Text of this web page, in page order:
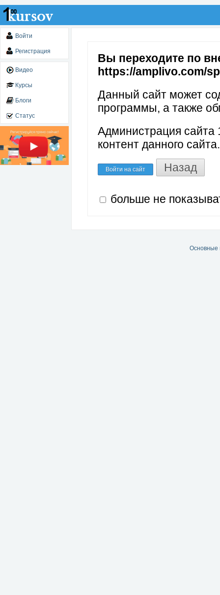
Войти
Регистрация
Видео
Курсы
Блоги
Статус
Вы переходите по
https://amplivo.com/
Данный сайт может
программы, а также
Администрация сайта
контент данного сайта.
Войти на сайт Назад
больше не
Основные